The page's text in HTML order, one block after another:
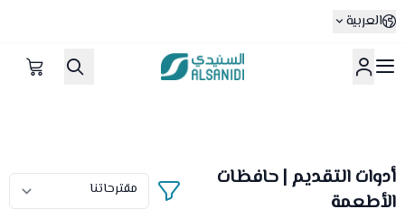
العربية
متجر السنيدي
أدوات التقديم | حافظات
الأطعمة